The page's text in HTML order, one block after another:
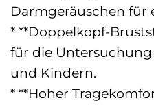
Darmgeräuschen für
* **Doppelkopf-
für die
und Kindern.
* **Hoher